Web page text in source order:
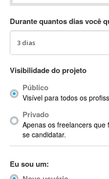
ACARS
AccountMate
ACDSee
ACID Pro
ACPI
Acrobat
Acrobat X
Acronis
Actian
Actimize
ActionScript
Active Directory
Durante quantos dias você
Visibilidade do projeto
Público
Visível para todos os
Privado
Apenas os freelancers
se candidatar.
Eu sou um: